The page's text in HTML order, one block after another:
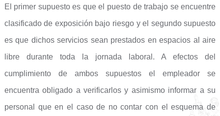
El primer supuesto es que el puesto de trabajo se encuentre
clasificado de exposición bajo riesgo y el segundo supuesto
es que dichos servicios sean prestados en espacios al aire
libre durante toda la jornada laboral. A efectos del
cumplimiento de ambos supuestos el empleador se
encuentra obligado a verificarlos y asimismo informar a su
personal que en el caso de no contar con el esquema de